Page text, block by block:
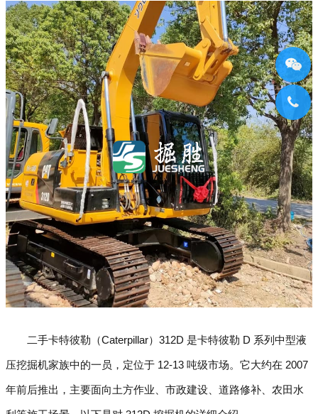
二手卡特彼勒（Caterpillar）312D 是卡特彼勒 D 系列中型液
压挖掘机家族中的一员，定位于 12-13 吨级市场。它大约在 2007
年前后推出，主要面向土方作业、市政建设、道路修补、农田水